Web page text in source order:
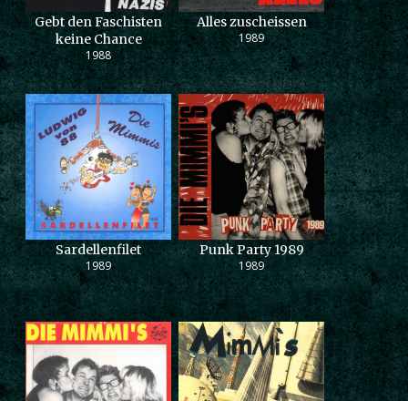
Gebt den Faschisten
keine Chance
1988
Alles zuscheissen
1989
Sardellenfilet
1989
Punk Party 1989
1989